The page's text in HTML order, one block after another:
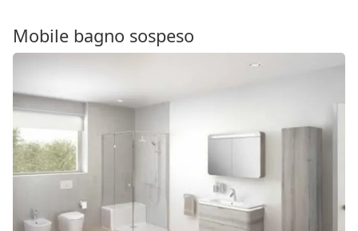
Mobile bagno sospeso